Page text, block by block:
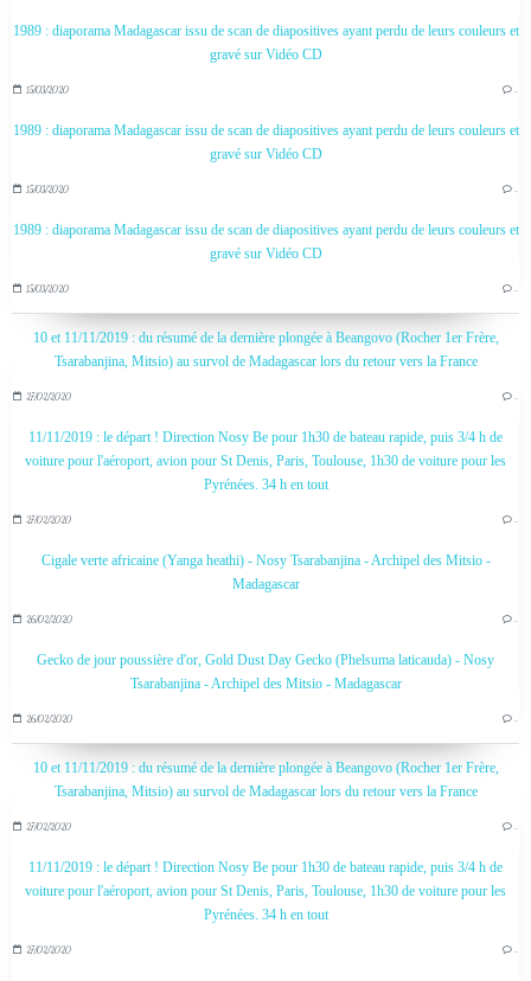
1989 : diaporama Madagascar issu de scan de diapositives ayant perdu de leurs couleurs et
gravé sur Vidéo CD
15/03/2020 …
1989 : diaporama Madagascar issu de scan de diapositives ayant perdu de leurs couleurs et
gravé sur Vidéo CD
15/03/2020 …
1989 : diaporama Madagascar issu de scan de diapositives ayant perdu de leurs couleurs et
gravé sur Vidéo CD
15/03/2020 …
10 et 11/11/2019 : du résumé de la dernière plongée à Beangovo (Rocher 1er Frère,
Tsarabanjina, Mitsio) au survol de Madagascar lors du retour vers la France
27/02/2020 …
11/11/2019 : le départ ! Direction Nosy Be pour 1h30 de bateau rapide, puis 3/4 h de
voiture pour l'aéroport, avion pour St Denis, Paris, Toulouse, 1h30 de voiture pour les
Pyrénées. 34 h en tout
27/02/2020 …
Cigale verte africaine (Yanga heathi) - Nosy Tsarabanjina - Archipel des Mitsio -
Madagascar
26/02/2020 …
Gecko de jour poussière d'or, Gold Dust Day Gecko (Phelsuma laticauda) - Nosy
Tsarabanjina - Archipel des Mitsio - Madagascar
26/02/2020 …
10 et 11/11/2019 : du résumé de la dernière plongée à Beangovo (Rocher 1er Frère,
Tsarabanjina, Mitsio) au survol de Madagascar lors du retour vers la France
27/02/2020 …
11/11/2019 : le départ ! Direction Nosy Be pour 1h30 de bateau rapide, puis 3/4 h de
voiture pour l'aéroport, avion pour St Denis, Paris, Toulouse, 1h30 de voiture pour les
Pyrénées. 34 h en tout
27/02/2020 …